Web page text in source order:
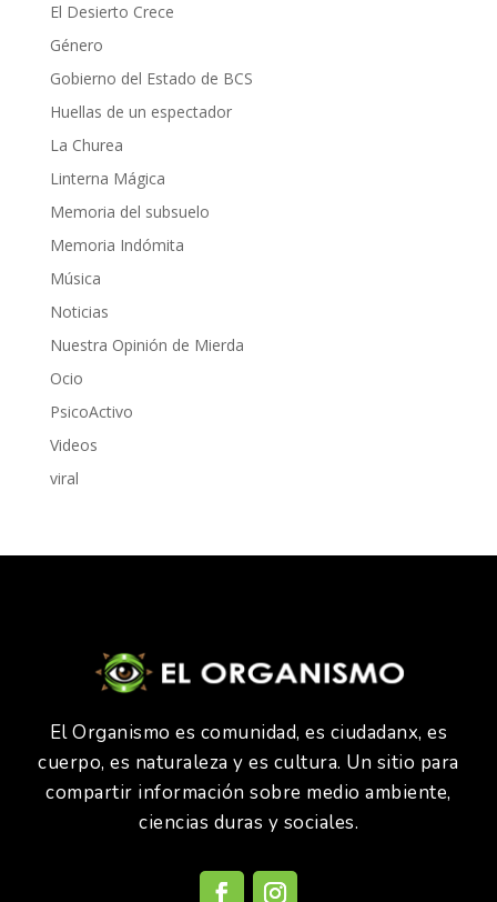
El Desierto Crece
Género
Gobierno del Estado de BCS
Huellas de un espectador
La Churea
Linterna Mágica
Memoria del subsuelo
Memoria Indómita
Música
Noticias
Nuestra Opinión de Mierda
Ocio
PsicoActivo
Videos
viral
El Organismo es comunidad, es ciudadanx, es
cuerpo, es naturaleza y es cultura. Un sitio para
compartir información sobre medio ambiente,
ciencias duras y sociales.